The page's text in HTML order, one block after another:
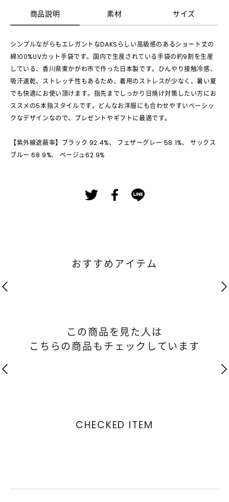
商品説明 素材 サイズ
シンプルながらもエレガントなDAKSらしい高級感のあるショート丈の
綿100%UVカット手袋です。国内で生産されている手袋の約9割を生産
している、香川県東かがわ市で作った日本製です。ひんやり接触冷感、
吸汗速乾、ストレッチ性もあるため、着用のストレスが少なく、暑い夏
でも快適にお使い頂けます。指先までしっかり日焼け対策したい方にお
ススメの5本指スタイルです。どんなお洋服にも合わせやすいベーシッ
クなデザインなので、プレゼントやギフトに最適です。
【紫外線遮蔽率】ブラック 92.4%、 フェザーグレー 58.1%、 サックス
ブルー 68.9%、 ベージュ62.9%
おすすめアイテム
この商品を見た人は
こちらの商品もチェックしています
CHECKED ITEM